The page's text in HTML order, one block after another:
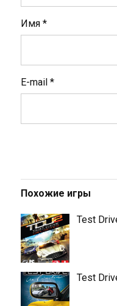
Имя *
E-mail *
Похожие игры
Test
Test